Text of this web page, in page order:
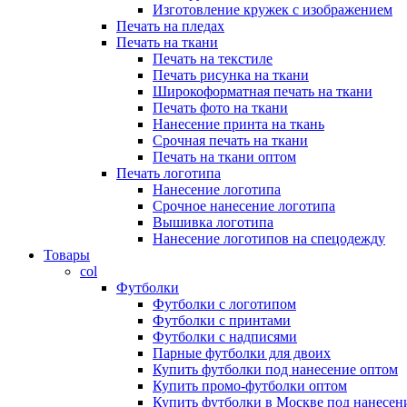
Изготовление кружек с изображением
Печать на пледах
Печать на ткани
Печать на текстиле
Печать рисунка на ткани
Широкоформатная печать на ткани
Печать фото на ткани
Нанесение принта на ткань
Срочная печать на ткани
Печать на ткани оптом
Печать логотипа
Нанесение логотипа
Срочное нанесение логотипа
Вышивка логотипа
Нанесение логотипов на спецодежду
Товары
col
Футболки
Футболки с логотипом
Футболки с принтами
Футболки с надписями
Парные футболки для двоих
Купить футболки под нанесение оптом
Купить промо-футболки оптом
Купить футболки в Москве под